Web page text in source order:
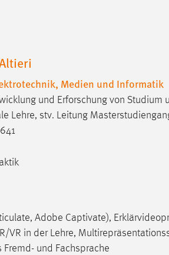
Medien und Informatik
und Erforschung von Studium
Lehre, stv. Leitung
Adobe Captivate),
VR in der Lehre,
und Fachsprache